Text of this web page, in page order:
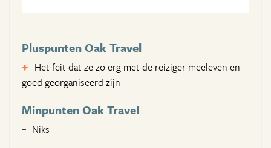
Pluspunten Oak Travel
Het feit dat ze zo erg met de reiziger meeleven en
goed georganiseerd zijn
Minpunten Oak Travel
Niks